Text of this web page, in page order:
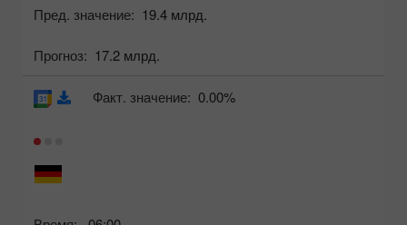
Пред. значение: 19.4 млрд.
Прогноз: 17.2 млрд.
Факт. значение: 0.00%